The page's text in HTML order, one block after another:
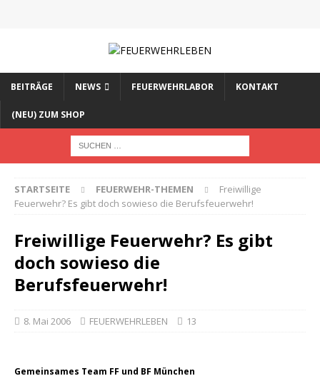
BEITRÄGE NEWS FEUERWEHRLABOR KONTAKT
(NEU) ZUM SHOP
STARTSEITE FEUERWEHR-THEMEN
Freiwillige
Feuerwehr? Es gibt doch sowieso die Berufsfeuerwehr!
Freiwillige Feuerwehr? Es gibt
doch sowieso die
Berufsfeuerwehr!
8. Mai 2006 FEUERWEHRLEBEN 13
Gemeinsames Team FF und BF München